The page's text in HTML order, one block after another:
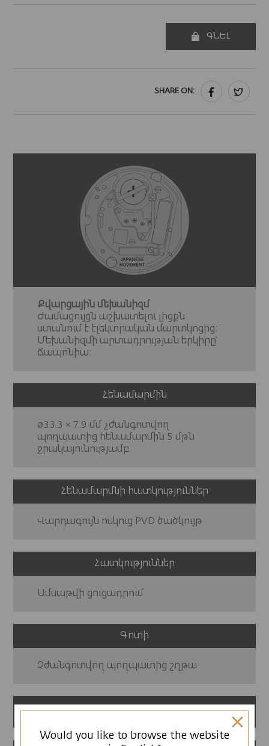
ԳՆԵԼ
SHARE ON:
Քվարցային մեխանիզմ
Ժամացույցն աշխատելու լիցքն
ստանում է էլեկտրական մարտկոցից:
Մեխանիզմի արտադրության երկիրը՝
Ճապոնիա:
Հենամարմին
ø33.3 × 7.9 մմ չժանգոտվող
պողպատից հենամարմին 5 մթն
ջրակայունությամբ
Հենամարմնի հատկություններ
Վարդագույն ոսկուց PVD ծածկույթ
Հատկություններ
Ամսաթվի ցուցադրում
Գոտի
Չժանգոտվող պողպատից շղթա
12 ամսվա երաշխիք
Would you like to browse the website